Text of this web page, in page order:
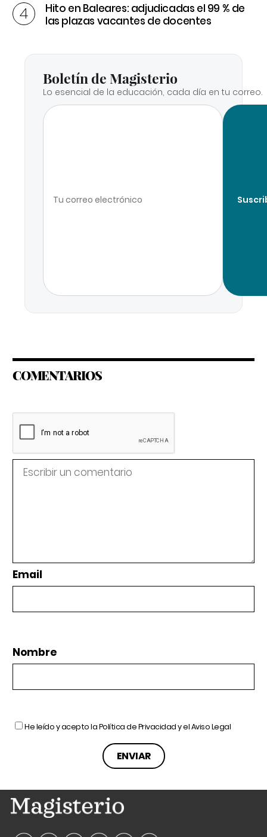
Hito en Baleares: adjudicadas el 99 % de
las plazas vacantes de docentes
Boletín de Magisterio
Lo esencial de la educación, cada día en tu correo.
COMENTARIOS
Email
Nombre
He leído y acepto laPolítica de Privacidady elAviso Legal